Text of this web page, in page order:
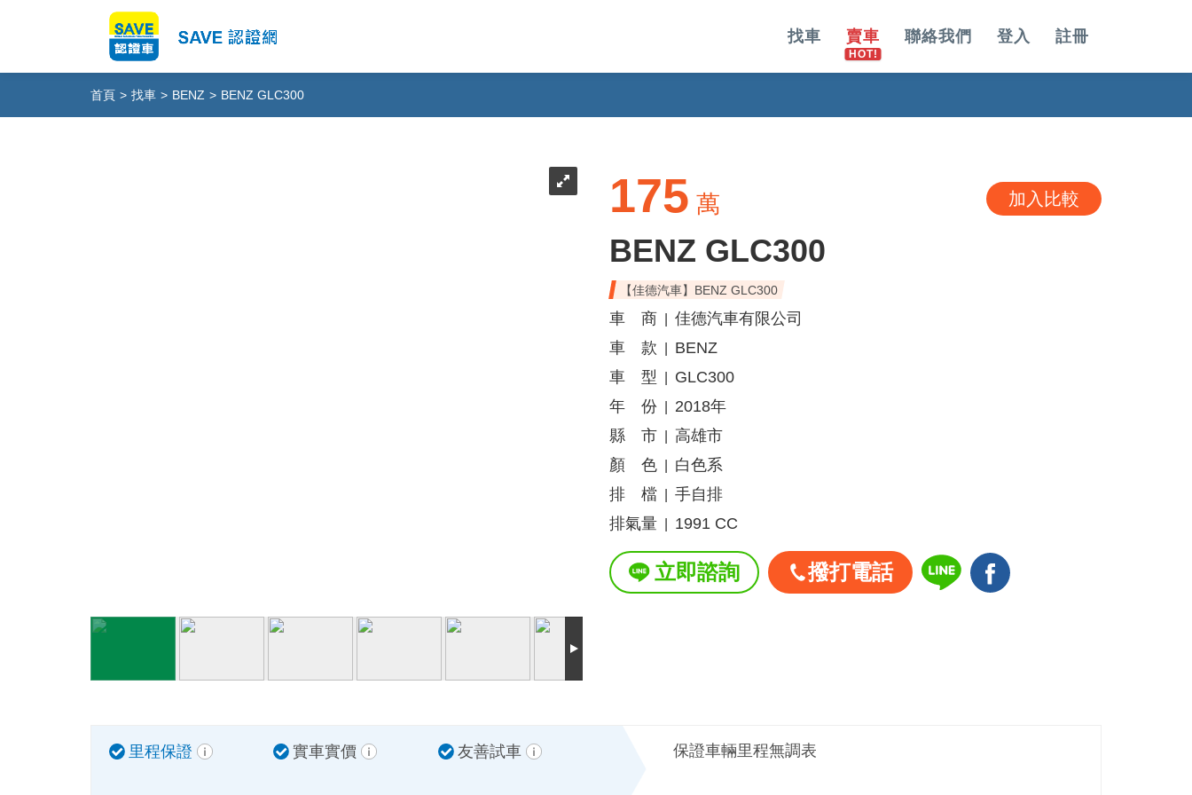
找車 賣車 聯絡我們 登入 註冊
首頁 > 找車 > BENZ > BENZ GLC300
175 萬 加入比較
BENZ GLC300
【佳德汽車】BENZ GLC300
車 商
佳德汽車有限公司
車 款
BENZ
車 型
GLC300
年 份
2018年
縣 市
高雄市
顏 色
白色系
排 檔
手自排
排氣量
1991 CC
立即諮詢 撥打電話
里程保證 實車實價 友善試車 保證車輛里程無調表